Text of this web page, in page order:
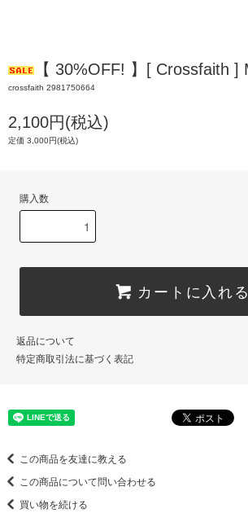
【 30%OFF! 】[ Crossfaith ]
crossfaith 2981750664
2,100円(税込)
定価 3,000円(税込)
購入数
カートに入れる
返品について
特定商取引法に基づく表記
この商品を友達に教える
この商品について問い合わせる
買い物を続ける